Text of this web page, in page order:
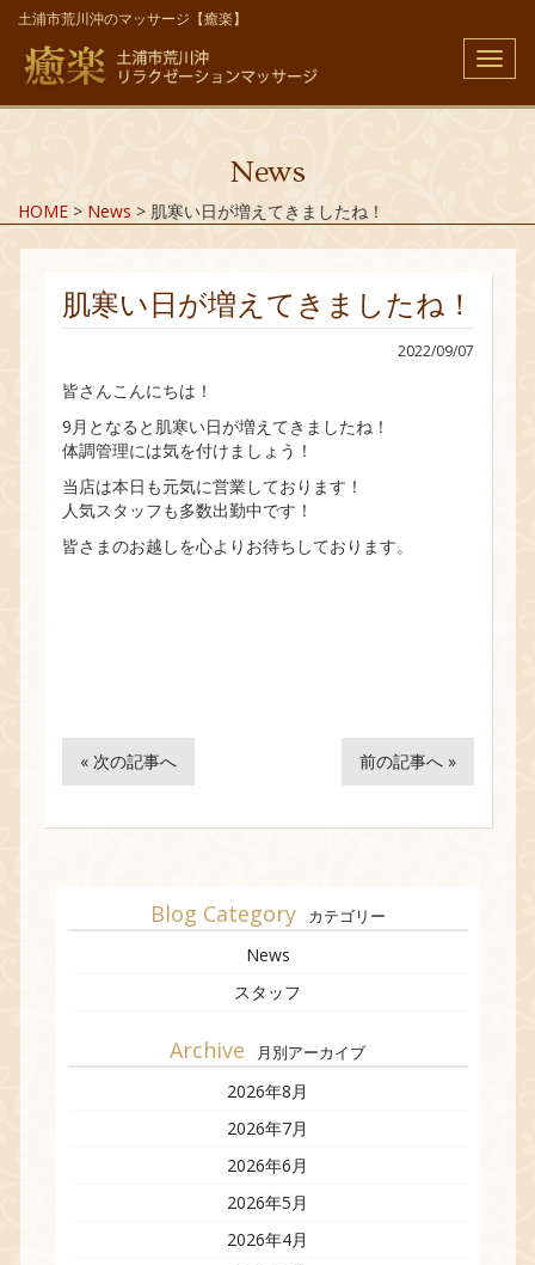
土浦市荒川沖のマッサージ【癒楽】
メ
ニ
ュ
News
HOME > News > 肌寒い日が増えてきましたね！
肌寒い日が増えてきましたね！
2022/09/07
皆さんこんにちは！
9月となると肌寒い日が増えてきましたね！
体調管理には気を付けましょう！
当店は本日も元気に営業しております！
人気スタッフも多数出勤中です！
皆さまのお越しを心よりお待ちしております。
« 次の記事へ 前の記事へ »
Blog Category カテゴリー
News
スタッフ
Archive 月別アーカイブ
2026年8月
2026年7月
2026年6月
2026年5月
2026年4月